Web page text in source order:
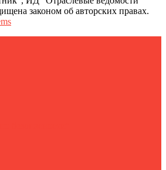
законом об авторских правах.